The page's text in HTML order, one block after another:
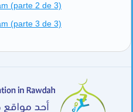
(parte 2 de 3)
(parte 3 de 3)